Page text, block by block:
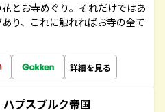
とお寺めぐり。それだけではあ
り、これに触れればお寺の全て
詳細を見る
プスブルク帝国